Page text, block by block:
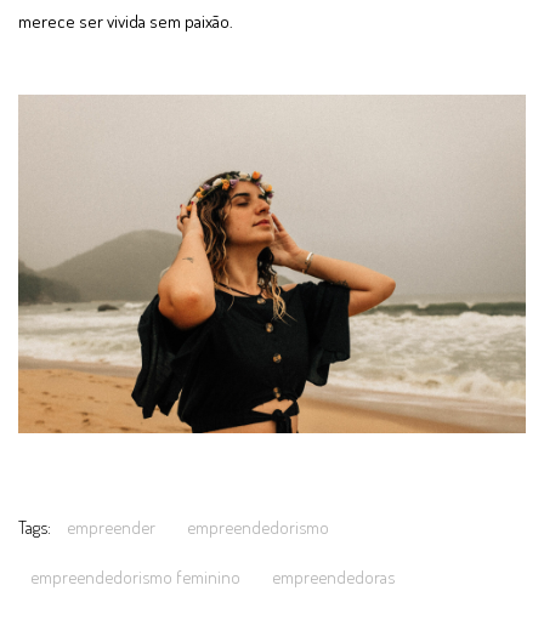
merece ser vivida sem paixão.
Tags: empreender empreendedorismo
empreendedorismo feminino empreendedoras